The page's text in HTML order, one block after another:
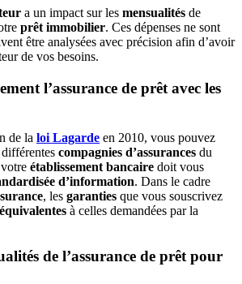
a un impact sur les mensualités de
prêt immobilier. Ces dépenses ne sont
être analysées avec précision afin d’avoir
de vos besoins.
l’assurance de prêt avec les
de la loi Lagarde en 2010, vous pouvez
compagnies d’assurances du
établissement bancaire doit vous
d’information. Dans le cadre
, les garanties que vous souscrivez
équivalentes à celles demandées par la
de l’assurance de prêt pour